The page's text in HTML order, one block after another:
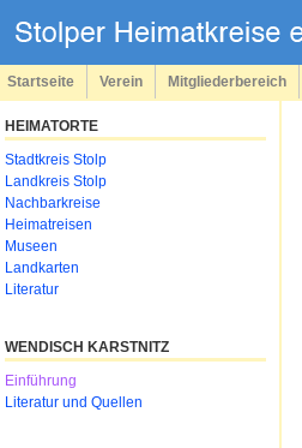
überspringen
Startseite Verein Mitgliederbereich
HEIMATORTE
Navigation
überspringen
Stadtkreis Stolp
Landkreis Stolp
Nachbarkreise
Heimatreisen
Museen
Landkarten
Literatur
WENDISCH KARSTNITZ
Navigation
überspringen
Einführung
Literatur und Quellen